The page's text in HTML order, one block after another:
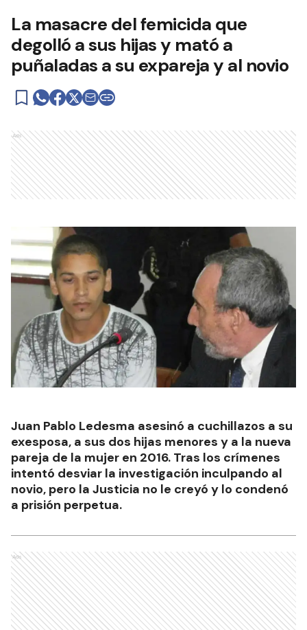
La masacre del femicida que
degolló a sus hijas y mató a
puñaladas a su expareja y al novio
Ads
Juan Pablo Ledesma asesinó a cuchillazos a su
exesposa, a sus dos hijas menores y a la nueva
pareja de la mujer en 2016. Tras los crímenes
intentó desviar la investigación inculpando al
novio, pero la Justicia no le creyó y lo condenó
a prisión perpetua.
Ads